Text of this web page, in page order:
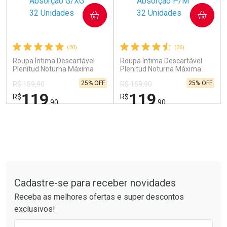
Comprar sem Desconto
Comprar sem Desconto
Comprar sem Desconto
Comprar sem Desconto
(20)
Roupa Íntima Descartável
Plenitud Noturna Máxima
Absorção G/XG 32 Unidades
R$ 159,90
R$119,90
25% OFF
COMPRAR
(36)
Roupa Íntima Descartável
Plenitud Noturna Máxima
Absorção P/M 32 Unidades
R$ 159,90
R$119,90
25% OFF
COMPRAR
Cadastre-se para receber novidades
Receba as melhores ofertas e super descontos
exclusivos!